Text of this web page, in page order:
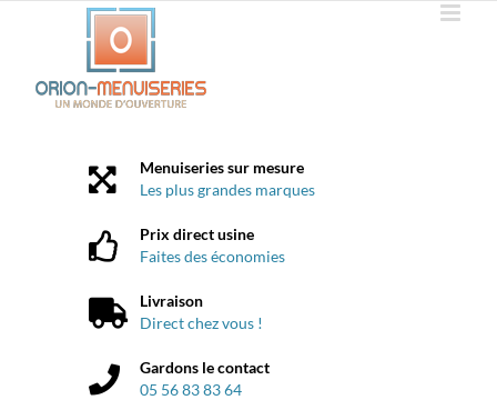
Menuiseries sur mesure
Les plus grandes marques
Prix direct usine
Faites des économies
Livraison
Direct chez vous !
Gardons le contact
05 56 83 83 64